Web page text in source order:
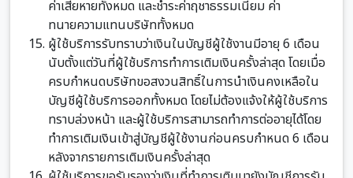
ค่าเสียหายทั้งหมด และชำระค่าฤชาธรรมเนียม ค่า
ทนายความแทนบริษัททั้งหมด
ผู้ใช้บริการรับทราบว่าเงินในบัญชีผู้ใช้งานมีอายุ 6 เดือน
นับตั้งแต่วันที่ผู้ใช้บริการทำการเติมเงินครั้งล่าสุด โดยเมื่อ
ครบกำหนดบริษัทขอสงวนสิทธิ์ในการนำเงินคงเหลือใน
บัญชีผู้ใช้บริการออกทั้งหมด โดยไม่ต้องแจ้งให้ผู้ใช้บริการ
ทราบล่วงหน้า และผู้ใช้บริการสามารถทำการต่ออายุได้โดย
ทำการเติมเงินเข้าสู่บัญชีผู้ใช้งานก่อนครบกำหนด 6 เดือน
หลังจากรายการเติมเงินครั้งล่าสุด